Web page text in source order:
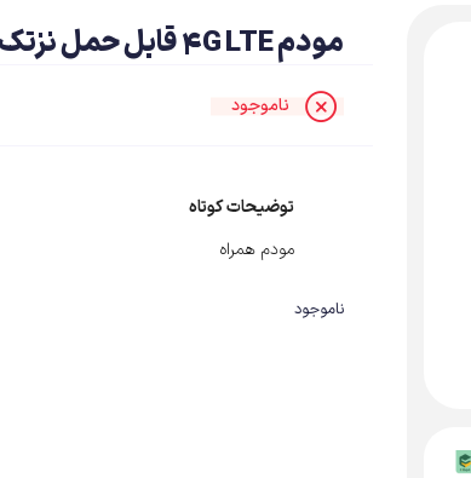
مودم 4G LTE قابل حمل نزتک مدل nzt-77ct
ناموجود
توضیحات کوتاه
مودم همراه
ناموجود